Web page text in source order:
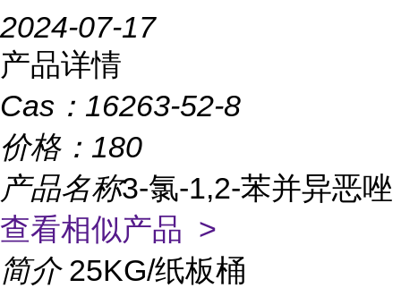
2024-07-17
产品详情
Cas： 16263-52-8
价格： 180
产品名称3-氯-1,2-苯并异恶唑
查看相似产品 >
简介 25KG/纸板桶